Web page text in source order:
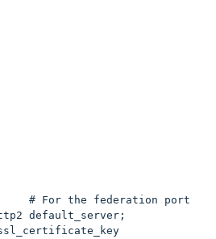
# For the federation port
default_server;